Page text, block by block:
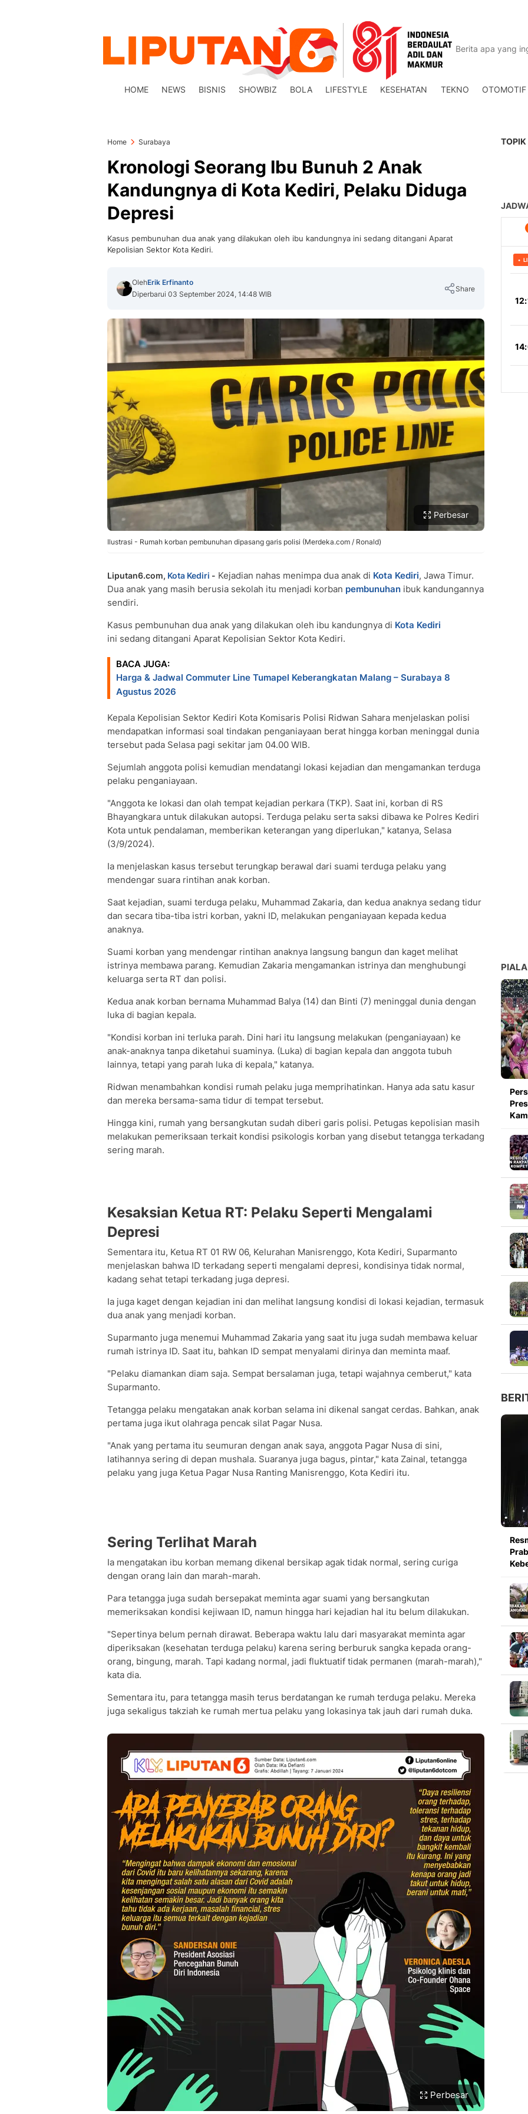
HOME NEWS BISNIS SHOWBIZ BOLA LIFESTYLE KESEHATAN TEKNO OTOMOTIF
Home Surabaya
Kronologi Seorang Ibu Bunuh 2 Anak
Kandungnya di Kota Kediri, Pelaku Diduga
Depresi
Kasus pembunuhan dua anak yang dilakukan oleh ibu kandungnya ini sedang ditangani Aparat
Kepolisian Sektor Kota Kediri.
OlehErik Erfinanto
Diperbarui 03 September 2024, 14:48 WIB
Share
Copy Link
Perbesar
Ilustrasi - Rumah korban pembunuhan dipasang garis polisi (Merdeka.com / Ronald)
Liputan6.com, Kota Kediri - Kejadian nahas menimpa dua anak di Kota Kediri, Jawa Timur.
Dua anak yang masih berusia sekolah itu menjadi korban pembunuhan ibuk kandungannya
sendiri.
Kasus pembunuhan dua anak yang dilakukan oleh ibu kandungnya di Kota Kediri
ini sedang ditangani Aparat Kepolisian Sektor Kota Kediri.
BACA JUGA:
Harga & Jadwal Commuter Line Tumapel Keberangkatan Malang – Surabaya 8
Agustus 2026
Kepala Kepolisian Sektor Kediri Kota Komisaris Polisi Ridwan Sahara menjelaskan polisi
mendapatkan informasi soal tindakan penganiayaan berat hingga korban meninggal dunia
tersebut pada Selasa pagi sekitar jam 04.00 WIB.
Sejumlah anggota polisi kemudian mendatangi lokasi kejadian dan mengamankan terduga
pelaku penganiayaan.
"Anggota ke lokasi dan olah tempat kejadian perkara (TKP). Saat ini, korban di RS
Bhayangkara untuk dilakukan autopsi. Terduga pelaku serta saksi dibawa ke Polres Kediri
Kota untuk pendalaman, memberikan keterangan yang diperlukan," katanya, Selasa
(3/9/2024).
Ia menjelaskan kasus tersebut terungkap berawal dari suami terduga pelaku yang
mendengar suara rintihan anak korban.
Saat kejadian, suami terduga pelaku, Muhammad Zakaria, dan kedua anaknya sedang tidur
dan secara tiba-tiba istri korban, yakni ID, melakukan penganiayaan kepada kedua
anaknya.
Suami korban yang mendengar rintihan anaknya langsung bangun dan kaget melihat
istrinya membawa parang. Kemudian Zakaria mengamankan istrinya dan menghubungi
keluarga serta RT dan polisi.
Kedua anak korban bernama Muhammad Balya (14) dan Binti (7) meninggal dunia dengan
luka di bagian kepala.
"Kondisi korban ini terluka parah. Dini hari itu langsung melakukan (penganiayaan) ke
anak-anaknya tanpa diketahui suaminya. (Luka) di bagian kepala dan anggota tubuh
lainnya, tetapi yang parah luka di kepala," katanya.
Ridwan menambahkan kondisi rumah pelaku juga memprihatinkan. Hanya ada satu kasur
dan mereka bersama-sama tidur di tempat tersebut.
Hingga kini, rumah yang bersangkutan sudah diberi garis polisi. Petugas kepolisian masih
melakukan pemeriksaan terkait kondisi psikologis korban yang disebut tetangga terkadang
sering marah.
Kesaksian Ketua RT: Pelaku Seperti Mengalami
Depresi
Sementara itu, Ketua RT 01 RW 06, Kelurahan Manisrenggo, Kota Kediri, Suparmanto
menjelaskan bahwa ID terkadang seperti mengalami depresi, kondisinya tidak normal,
kadang sehat tetapi terkadang juga depresi.
Ia juga kaget dengan kejadian ini dan melihat langsung kondisi di lokasi kejadian, termasuk
dua anak yang menjadi korban.
Suparmanto juga menemui Muhammad Zakaria yang saat itu juga sudah membawa keluar
rumah istrinya ID. Saat itu, bahkan ID sempat menyalami dirinya dan meminta maaf.
"Pelaku diamankan diam saja. Sempat bersalaman juga, tetapi wajahnya cemberut," kata
Suparmanto.
Tetangga pelaku mengatakan anak korban selama ini dikenal sangat cerdas. Bahkan, anak
pertama juga ikut olahraga pencak silat Pagar Nusa.
"Anak yang pertama itu seumuran dengan anak saya, anggota Pagar Nusa di sini,
latihannya sering di depan mushala. Suaranya juga bagus, pintar," kata Zainal, tetangga
pelaku yang juga Ketua Pagar Nusa Ranting Manisrenggo, Kota Kediri itu.
Sering Terlihat Marah
Ia mengatakan ibu korban memang dikenal bersikap agak tidak normal, sering curiga
dengan orang lain dan marah-marah.
Para tetangga juga sudah bersepakat meminta agar suami yang bersangkutan
memeriksakan kondisi kejiwaan ID, namun hingga hari kejadian hal itu belum dilakukan.
"Sepertinya belum pernah dirawat. Beberapa waktu lalu dari masyarakat meminta agar
diperiksakan (kesehatan terduga pelaku) karena sering berburuk sangka kepada orang-
orang, bingung, marah. Tapi kadang normal, jadi fluktuatif tidak permanen (marah-marah),"
kata dia.
Sementara itu, para tetangga masih terus berdatangan ke rumah terduga pelaku. Mereka
juga sekaligus takziah ke rumah mertua pelaku yang lokasinya tak jauh dari rumah duka.
Perbesar
TOPIK